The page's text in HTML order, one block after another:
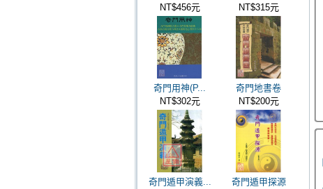
NT$456元
NT$315元
奇門用神(P...
NT$302元
奇門地書卷
NT$200元
奇門遁甲演義...
奇門遁甲探源